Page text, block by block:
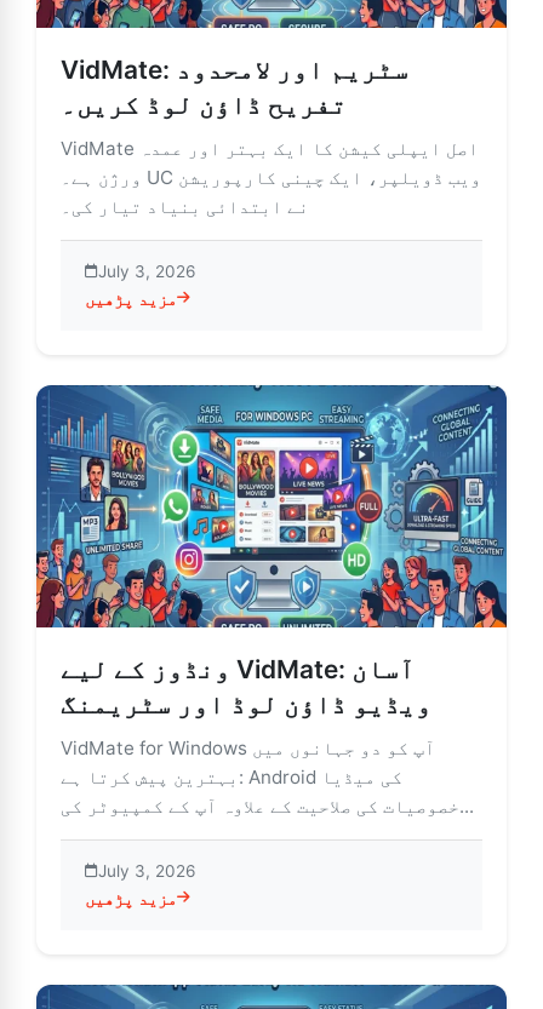
VidMate: سٹریم اور لامحدود
تفریح ​​ڈاؤن لوڈ کریں۔
VidMate اصل ایپلی کیشن کا ایک بہتر اور عمدہ
ورژن ہے۔ UC ویب ڈویلپر، ایک چینی کارپوریشن
نے ابتدائی بنیاد تیار کی۔
July 3, 2026
مزید پڑھیں
ونڈوز کے لیے VidMate: آسان
ویڈیو ڈاؤن لوڈ اور سٹریمنگ
VidMate for Windows آپ کو دو جہانوں میں
بہترین پیش کرتا ہے: Android کی میڈیا
خصوصیات کی صلاحیت کے علاوہ آپ کے کمپیوٹر کی...
July 3, 2026
مزید پڑھیں